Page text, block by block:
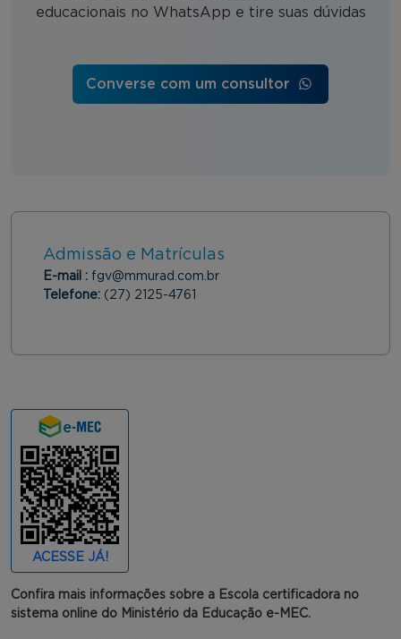
educacionais no WhatsApp e tire suas dúvidas
Converse com um consultor
Admissão e Matrículas
E-mail : fgv@mmurad.com.br
Telefone: (27) 2125-4761
ACESSE JÁ!
Confira mais informações sobre a Escola certificadora no
sistema online do Ministério da Educação e-MEC.